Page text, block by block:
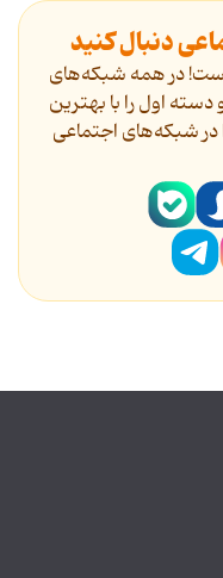
دنبال کنید
است! در همه شبکه‌های
اول را با بهترین
در شبکه‌های اجتماعی